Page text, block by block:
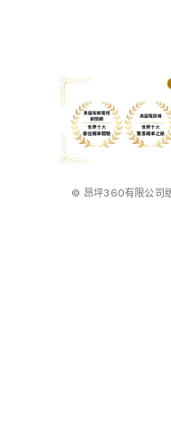
© 昂坪360有限公司